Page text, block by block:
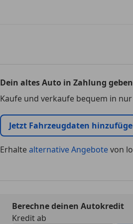
Dein altes Auto in Zahlung
Kaufe und verkaufe bequem in
Jetzt Fahrzeugdaten
Erhaltealternative Angebotevon
Berechne deinen Autokredit
Kredit ab